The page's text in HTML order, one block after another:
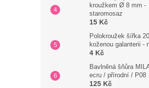
kroužkem Ø 8 mm -
staromosaz
15 Kč
Polokroužek šířka
koženou galanterii -
4 Kč
Bavlněná šňůra
ecru / přírodní / P08
125 Kč